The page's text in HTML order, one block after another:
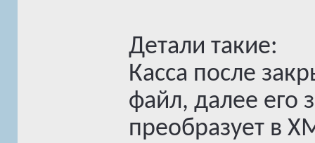
Детали такие:
Касса после
файл, далее его
преобразует в